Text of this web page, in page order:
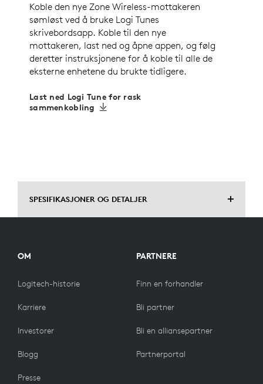
Koble den nye Zone Wireless-mottakeren
sømløst ved å bruke Logi Tunes
skrivebordsapp. Koble til den nye
mottakeren, last ned og åpne appen, og følg
deretter instruksjonene for å koble til alle de
eksterne enhetene du brukte tidligere.
Last ned Logi Tune for rask
sammenkobling
SPESIFIKASJONER OG DETALJER
OM
Logitech-historie
Karriere
Investorer
Blogg
Presse
PARTNERE
Finn en forhandler
Bli partner
Bli en alliansepartner
Partnerportal